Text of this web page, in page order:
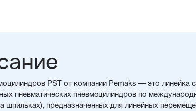
PST от компании Pemaks — это линейка
пневматических пневмоцилиндров по
шпильках), предназначенных для линейных